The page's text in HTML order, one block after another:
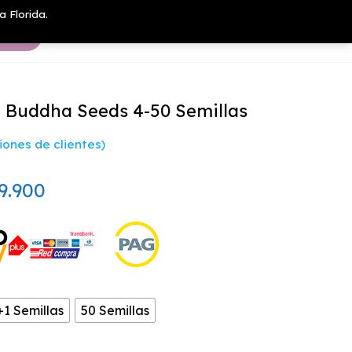
Florida.
Seeds 4-50 Semillas
de clientes)
Rango
precios:
$16.900
Semillas 50 Semillas